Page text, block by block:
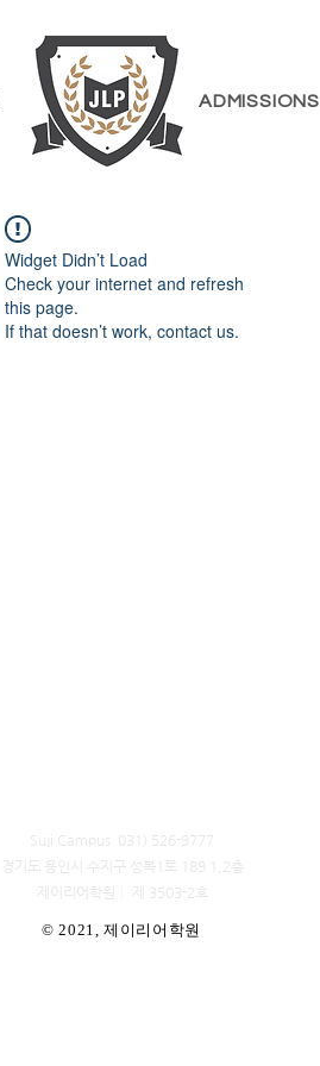
ADMISSIONS
Widget Didn’t Load
Check your internet and refresh
this page.
If that doesn’t work, contact us.
Suji Campus 031) 526-9777
경기도 용인시 수지구 성복1로 189 1,2층
​제이리어학원│ 제 3503-2호
© 2021, 제이리어학원